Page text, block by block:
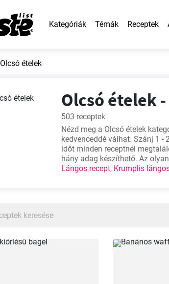
Kategóriák Témák Receptek
Olcsó ételek
Olcsó ételek
503 receptek
Nézd meg a Olcsó ételek
kedvenceddé válhat. Szánj 1 -
időt minden receptnél
hány adag készíthető. Az
Lángos recept, Krumplis